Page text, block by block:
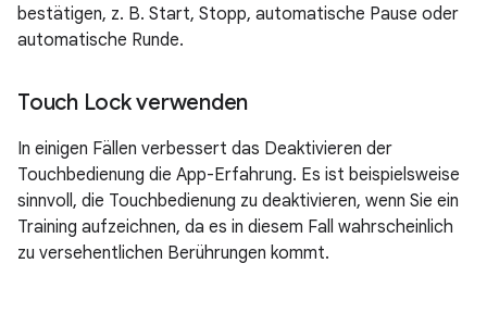
bestätigen, z. B. Start, Stopp, automatische Pause oder
automatische Runde.
Touch Lock verwenden
In einigen Fällen verbessert das Deaktivieren der
Touchbedienung die App-Erfahrung. Es ist beispielsweise
sinnvoll, die Touchbedienung zu deaktivieren, wenn Sie ein
Training aufzeichnen, da es in diesem Fall wahrscheinlich
zu versehentlichen Berührungen kommt.